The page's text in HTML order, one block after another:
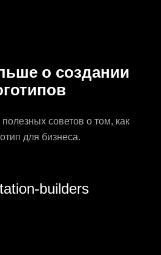
о создании
полезных советов о том, как
для бизнеса.